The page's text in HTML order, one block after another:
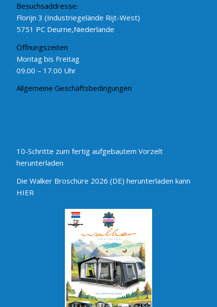
Besuchsaddresse:
Florijn 3 (Industriegelände Rijt-West)
5751 PC Deurne,Niederlande
Öffnungszeiten
Montag bis Freitag
09.00 – 17.00 Uhr
Allgemeine Geschäftsbedingungen
10-Schritte zum fertig aufgebautem Vorzelt
herunterladen
Die Walker Broschüre 2026 (DE) herunterladen kann
HIER